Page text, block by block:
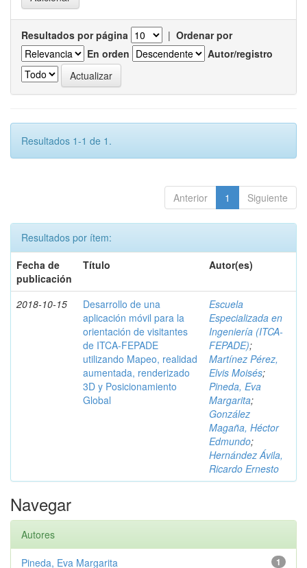
Resultados por página | Ordenar por
En orden
Autor/registro
Resultados 1-1 de 1.
Anterior 1 Siguiente
Resultados por ítem:
Fecha de
publicación
Título Autor(es)
2018-10-15
Desarrollo de una
aplicación móvil para la
orientación de visitantes
de ITCA-FEPADE
utilizando Mapeo, realidad
aumentada, renderizado
3D y Posicionamiento
Global
Escuela
Especializada en
Ingeniería (ITCA-
FEPADE);
Martínez Pérez,
Elvis Moisés;
Pineda, Eva
Margarita;
González
Magaña, Héctor
Edmundo;
Hernández Ávila,
Ricardo Ernesto
Navegar
Autores
1
Pineda, Eva Margarita